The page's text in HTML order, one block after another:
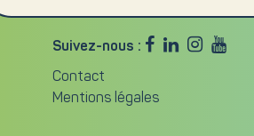
Suivez-nous :    
Contact
Mentions légales